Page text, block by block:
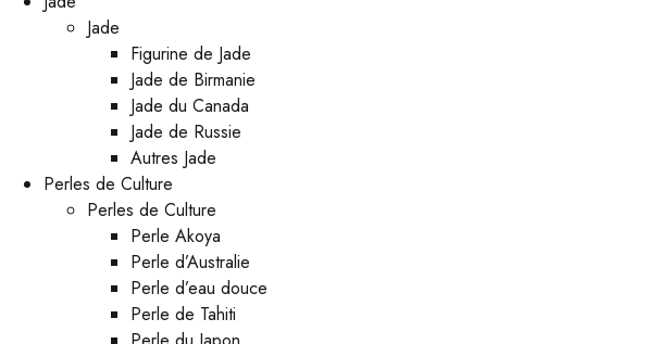
Jade
Figurine de Jade
Jade de Birmanie
Jade du Canada
Jade de Russie
Autres Jade
Perles de Culture
Perles de Culture
Perle Akoya
Perle d’Australie
Perle d’eau douce
Perle de Tahiti